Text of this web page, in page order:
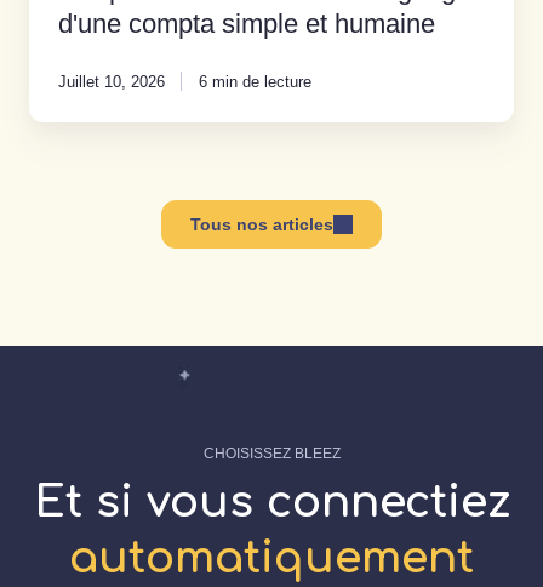
d'une compta simple et humaine
Juillet 10, 2026 6 min de lecture
Tous nos articles
CHOISISSEZ BLEEZ
Et si vous connectiez
automatiquement